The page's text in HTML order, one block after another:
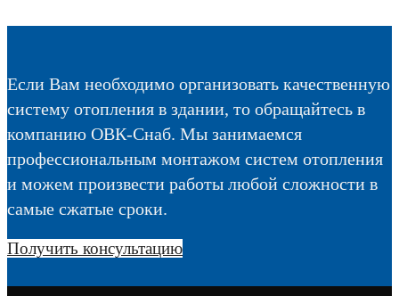
Если Вам необходимо организовать качественную
систему отопления в здании, то обращайтесь в
компанию ОВК-Снаб. Мы занимаемся
профессиональным монтажом систем отопления
и можем произвести работы любой сложности в
самые сжатые сроки.
Получить консультацию